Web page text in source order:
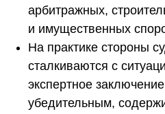
арбитражных,
и имущественных
На практике стороны
сталкиваются с
экспертное
убедительным,